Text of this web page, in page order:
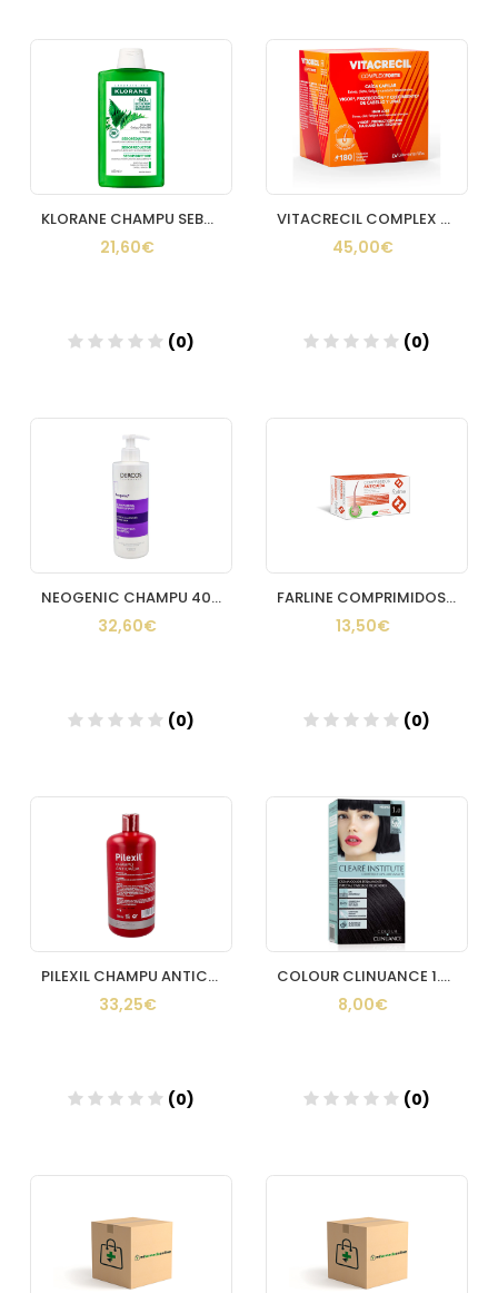
Añadir Añadir
KLORANE CHAMPU SEBORREGULADOR AL EXTO DE ORTIGA 400 ML
21,60€
(0)
Añadir
VITACRECIL COMPLEX FORTE 180 CAPSULAS
45,00€
(0)
NEOGENIC CHAMPU 400 ML
32,60€
(0)
Añadir
FARLINE COMPRIMIDOS ANTICAIDA 56 COMP
13,50€
(0)
Añadir
PILEXIL CHAMPU ANTICAIDA 900 ML
33,25€
(0)
COLOUR CLINUANCE 1.0 NEGRO
8,00€
(0)